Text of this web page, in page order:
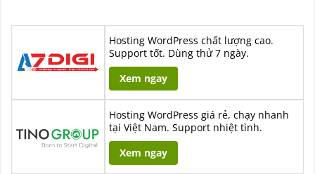
Hosting WordPress chất lượng cao.
Support tốt. Dùng thử 7 ngày.
Xem ngay
Hosting WordPress giá rẻ, chạy nhanh
tại Việt Nam. Support nhiệt tình.
Xem ngay